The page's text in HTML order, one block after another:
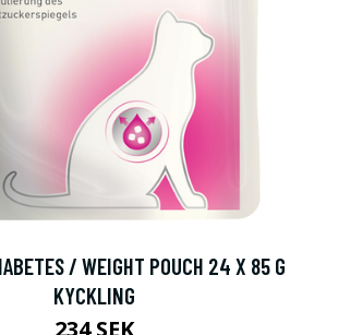
/ WEIGHT POUCH 24 X 85 G
KYCKLING